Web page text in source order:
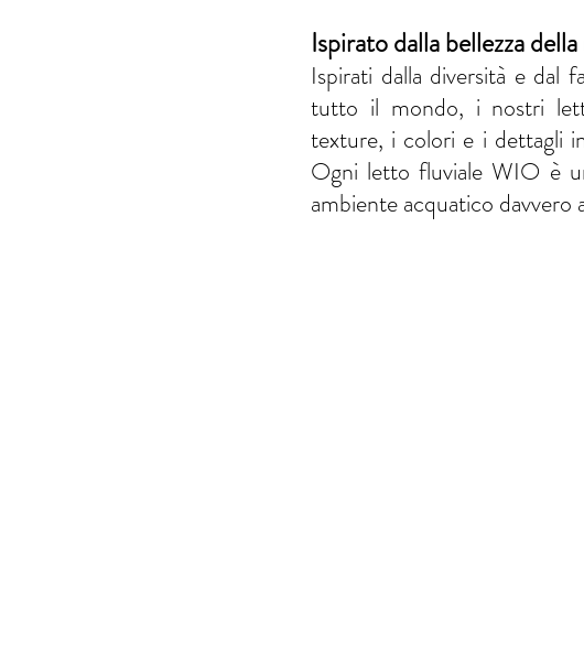
Ispirato dalla bellezza
Ispirati dalla diversità e dal
tutto il mondo, i nostri
texture, i colori e i dettagli
Ogni letto fluviale WIO è
ambiente acquatico davvero